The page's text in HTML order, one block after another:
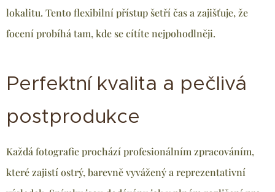
lokalitu. Tento flexibilní přístup šetří čas a zajišťuje, že
focení probíhá tam, kde se cítíte nejpohodlněji.
Perfektní kvalita a pečlivá
postprodukce
Každá fotografie prochází profesionálním zpracováním,
které zajistí ostrý, barevně vyvážený a reprezentativní